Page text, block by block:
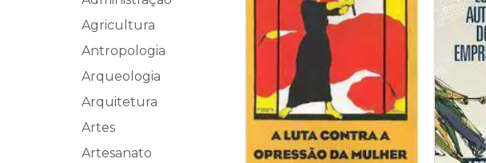
Agricultura
Antropologia
Arqueologia
Arquitetura
Artes
Artesanato